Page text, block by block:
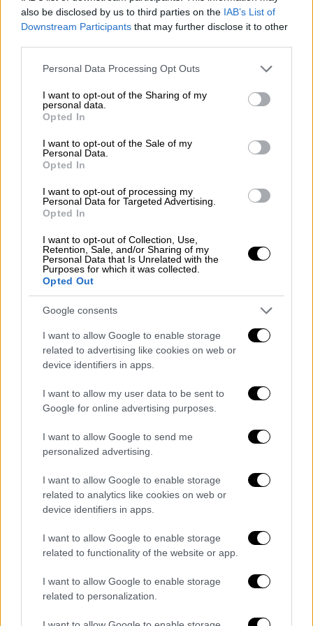
also be disclosed by us to third parties on the IAB’s List of
Downstream Participants that may further disclose it to other
Please note that this website/app uses one or more Google
not limited to your visit or usage behaviour. You may click to
grant or deny consent to Google and its third-party tags to
use your data for below specified purposes in below Google
consent section.
Personal Data Processing Opt Outs
I want to opt-out of the Sharing of my
personal data.
Opted In
I want to opt-out of the Sale of my
Personal Data.
Opted In
I want to opt-out of processing my
Personal Data for Targeted Advertising.
Opted In
I want to opt-out of Collection, Use,
Retention, Sale, and/or Sharing of my
Personal Data that Is Unrelated with the
Purposes for which it was collected.
Opted Out
Google consents
I want to allow Google to enable storage
related to advertising like cookies on web or
device identifiers in apps.
I want to allow my user data to be sent to
Google for online advertising purposes.
I want to allow Google to send me
personalized advertising.
I want to allow Google to enable storage
related to analytics like cookies on web or
device identifiers in apps.
I want to allow Google to enable storage
related to functionality of the website or app.
I want to allow Google to enable storage
related to personalization.
για την υπεράσπιση, καθώς ο Combs
απέφυγε ποινές για τα βαρύτερα αδικήματα.
Η χρήση baby oil αποτέλεσε σημαντικό
κομμάτι των καταθέσεων κατά τη διάρκεια
της δίκης, με πρώην συνεργάτες του Combs
να περιγράφουν τις «προετοιμασίες» για τα
συνευρέσεις υπό την επήρεια ουσιών όπου
το baby oil χρησιμοποιούνταν σε μεγάλες
ποσότητες. Επιπλέον, εκθέσεις ζημιών
ξενοδοχείων στις οποίες είχε διαμείνει ο
Armon Wiggins is celebrating and
getting baptized with baby oil after
hearing the Diddy verdict.
Are y’all serious?
pic.twitter.com/VE3zZtzPCK
(@stoppfeenin)July 2, 2025
μετατράπηκε σε σύμβολο υποστήριξης, με
φράση «If you don’t slip, you must acquit»
παραλλαγή της γνωστής φράσης από τη δίκη
του O.J. Simpson.
Ο YouTuber Tes Harper, γνωστός και ως
oil, δήλωσε στο Newsweek: «Ο Diddy πρέπει
τώρα να γίνει υπέρμαχος των γυναικών».
Περιέγραψε την αντίδρασή του στην